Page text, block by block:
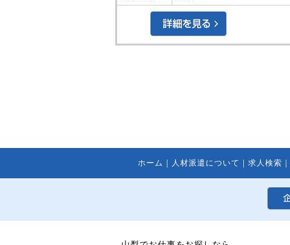
ホーム ｜ 人材派遣について ｜ 求人検索 ｜